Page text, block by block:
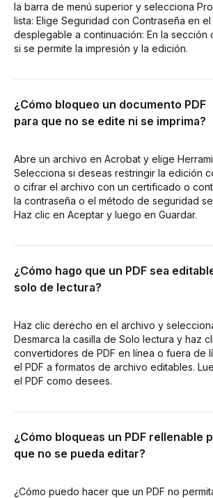
la barra de menú superior y selecciona
lista: Elige Seguridad con Contraseña en el
desplegable a continuación: En la sección
si se permite la impresión y la edición.
¿Cómo bloqueo un documento PDF
para que no se edite ni se imprima?
Abre un archivo en Acrobat y elige
Selecciona si deseas restringir la edición
o cifrar el archivo con un certificado o
la contraseña o el método de seguridad
Haz clic en Aceptar y luego en Guardar.
¿Cómo hago que un PDF sea
solo de lectura?
Haz clic derecho en el archivo y
Desmarca la casilla de Solo lectura y haz
convertidores de PDF en línea o fuera de
el PDF a formatos de archivo editables.
el PDF como desees.
¿Cómo bloqueas un PDF rellenable
que no se pueda editar?
¿Cómo puedo hacer que un PDF no